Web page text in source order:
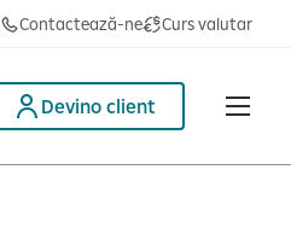
Contactează-ne Curs valutar
Devino client